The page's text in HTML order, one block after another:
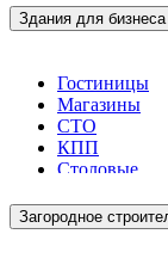
Здания для бизнеса
Гостиницы
Магазины
СТО
КПП
Столовые
Загородное